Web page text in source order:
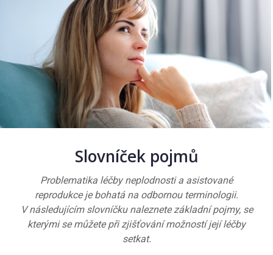
Slovníček pojmů
Problematika léčby neplodnosti a asistované
reprodukce je bohatá na odbornou terminologii.
V následujícím slovníčku naleznete základní pojmy, se
kterými se můžete při zjišťování možností její léčby
setkat.